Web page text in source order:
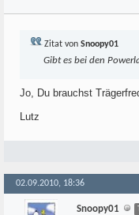
Zitat von Snoopy01
Gibt es bei den
Jo, Du brauchst
Lutz
02.09.2010, 18:36
Snoopy01